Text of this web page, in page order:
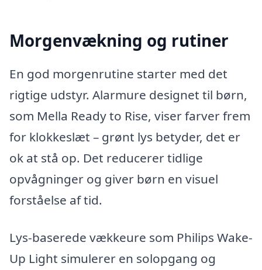
Morgenvækning og rutiner
En god morgenrutine starter med det
rigtige udstyr. Alarmure designet til børn,
som Mella Ready to Rise, viser farver frem
for klokkeslæt – grønt lys betyder, det er
ok at stå op. Det reducerer tidlige
opvågninger og giver børn en visuel
forståelse af tid.
Lys-baserede vækkeure som Philips Wake-
Up Light simulerer en solopgang og